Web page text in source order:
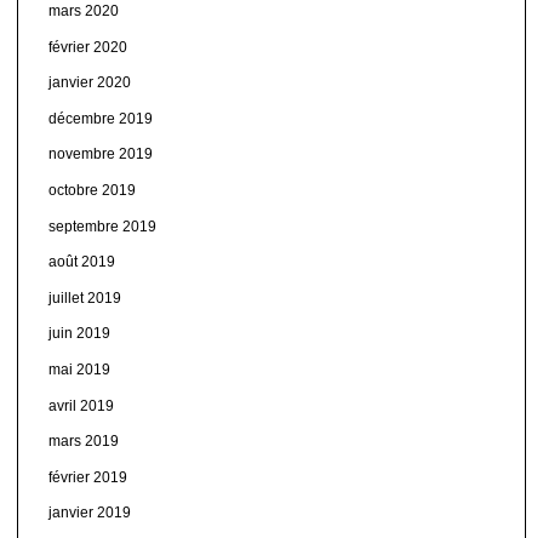
mars 2020
février 2020
janvier 2020
décembre 2019
novembre 2019
octobre 2019
septembre 2019
août 2019
juillet 2019
juin 2019
mai 2019
avril 2019
mars 2019
février 2019
janvier 2019